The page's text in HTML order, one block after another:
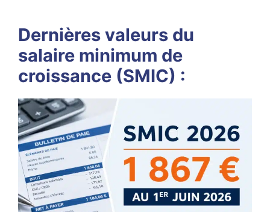
Dernières valeurs du
salaire minimum de
croissance (SMIC) :